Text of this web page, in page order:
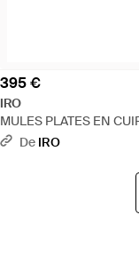
395 €
IRO
MULES PLATES EN
De IRO